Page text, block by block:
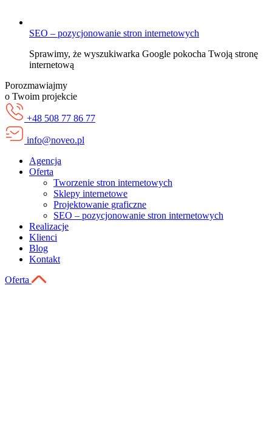
SEO – pozycjonowanie stron internetowych
Sprawimy, że wyszukiwarka Google pokocha Twoją stronę
internetową
Porozmawiajmy
o Twoim projekcie
+48 508 77 86 77
info@noveo.pl
Agencja
Oferta
Tworzenie stron internetowych
Sklepy internetowe
Projektowanie graficzne
SEO – pozycjonowanie stron internetowych
Realizacje
Klienci
Blog
Kontakt
Oferta